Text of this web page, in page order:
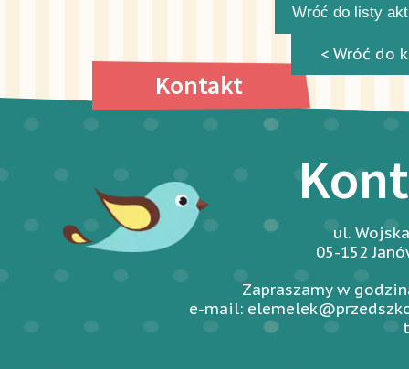
< Wróć do
Kontakt
ul.
05-152
Zapraszamy w
e-mail:
Wróć do listy